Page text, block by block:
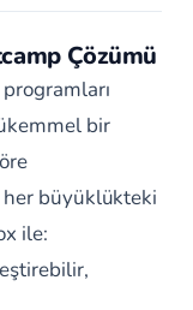
Çözümü
bir
her büyüklükteki
ile: